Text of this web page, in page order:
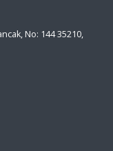
No: 144 35210,